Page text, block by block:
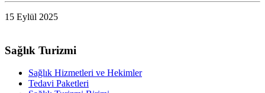
15 Eylül 2025
Sağlık Turizmi
Sağlık Hizmetleri ve Hekimler
Tedavi Paketleri